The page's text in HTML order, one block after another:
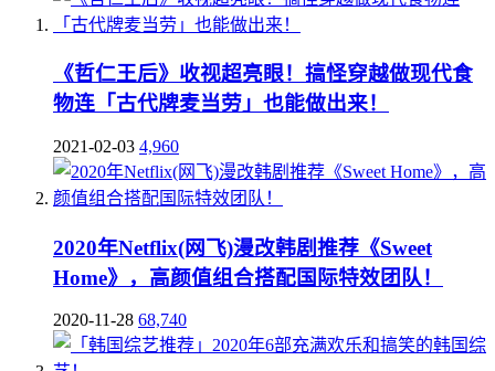
《哲仁王后》收视超亮眼！搞怪穿越做现代食
物连「古代牌麦当劳」也能做出来！
2021-02-03 4,960
2020年Netflix(网飞)漫改韩剧推荐《Sweet
Home》，高颜值组合搭配国际特效团队！
2020-11-28 68,740